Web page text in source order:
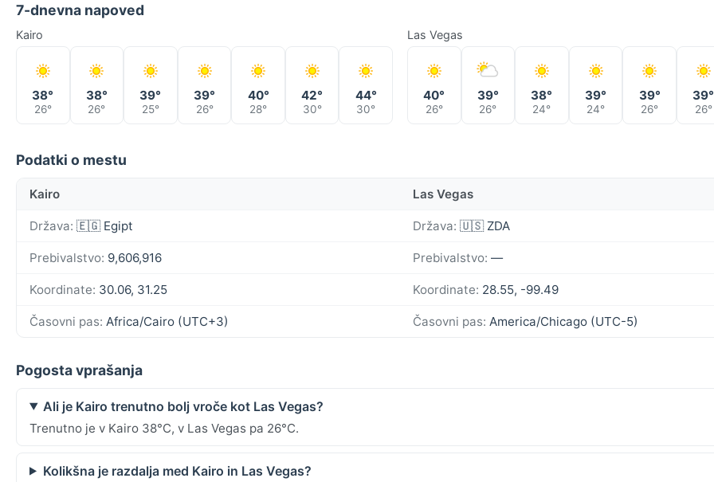
7-dnevna napoved
Kairo
38°
26°
38°
26°
39°
25°
39°
26°
40°
28°
42°
30°
44°
30°
Las Vegas
40°
26°
39°
26°
38°
24°
39°
24°
39°
26°
39°
26°
Podatki o mestu
Kairo Las Vegas
Država: 🇪🇬 Egipt Država: 🇺🇸 ZDA
Prebivalstvo: 9,606,916 Prebivalstvo: —
Koordinate: 30.06, 31.25 Koordinate: 28.55, -99.49
Časovni pas: Africa/Cairo (UTC+3) Časovni pas: America/Chicago (UTC-5)
Pogosta vprašanja
Ali je Kairo trenutno bolj vroče kot Las Vegas?
Trenutno je v Kairo 38°C, v Las Vegas pa 26°C.
Kolikšna je razdalja med Kairo in Las Vegas?